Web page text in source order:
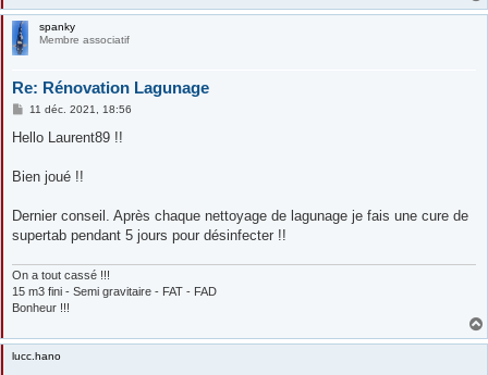
spanky
Membre associatif
Re: Rénovation Lagunage
M
s
g
11 déc. 2021, 18:56
Hello Laurent89 !!
Bien joué !!
Dernier conseil. Après chaque nettoyage de lagunage je fais une cure de
supertab pendant 5 jours pour désinfecter !!
On a tout cassé !!!
15 m3 fini - Semi gravitaire - FAT - FAD
Bonheur !!!
lucc.hano